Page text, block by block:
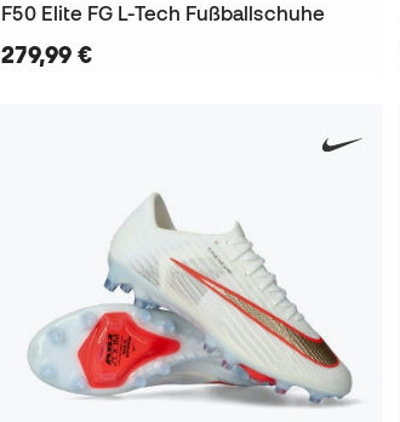
F50 Elite FG L-Tech Fußballschuhe
279,99 €